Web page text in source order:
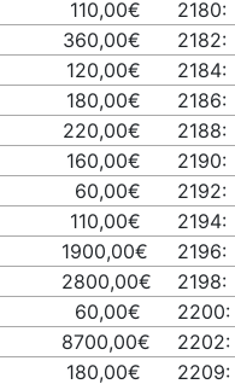
110,00€ 2180:
360,00€ 2182:
120,00€ 2184:
180,00€ 2186:
220,00€ 2188:
160,00€ 2190:
60,00€ 2192:
110,00€ 2194:
1900,00€ 2196:
2800,00€ 2198:
60,00€ 2200:
8700,00€ 2202:
180,00€ 2209: